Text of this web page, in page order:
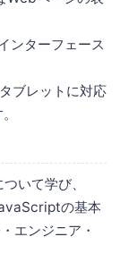
ンターフェース
ブレットに対応
いて学び、
の基本
エンジニア・